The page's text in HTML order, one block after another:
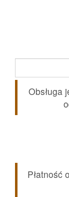
Obsługa
Płatność